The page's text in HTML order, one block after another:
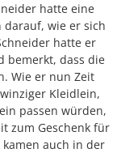
hatte eine
wie er sich
hatte er
bemerkt, dass die
Wie er nun Zeit
Kleidlein,
passen würden,
zum Geschenk für
auch in der